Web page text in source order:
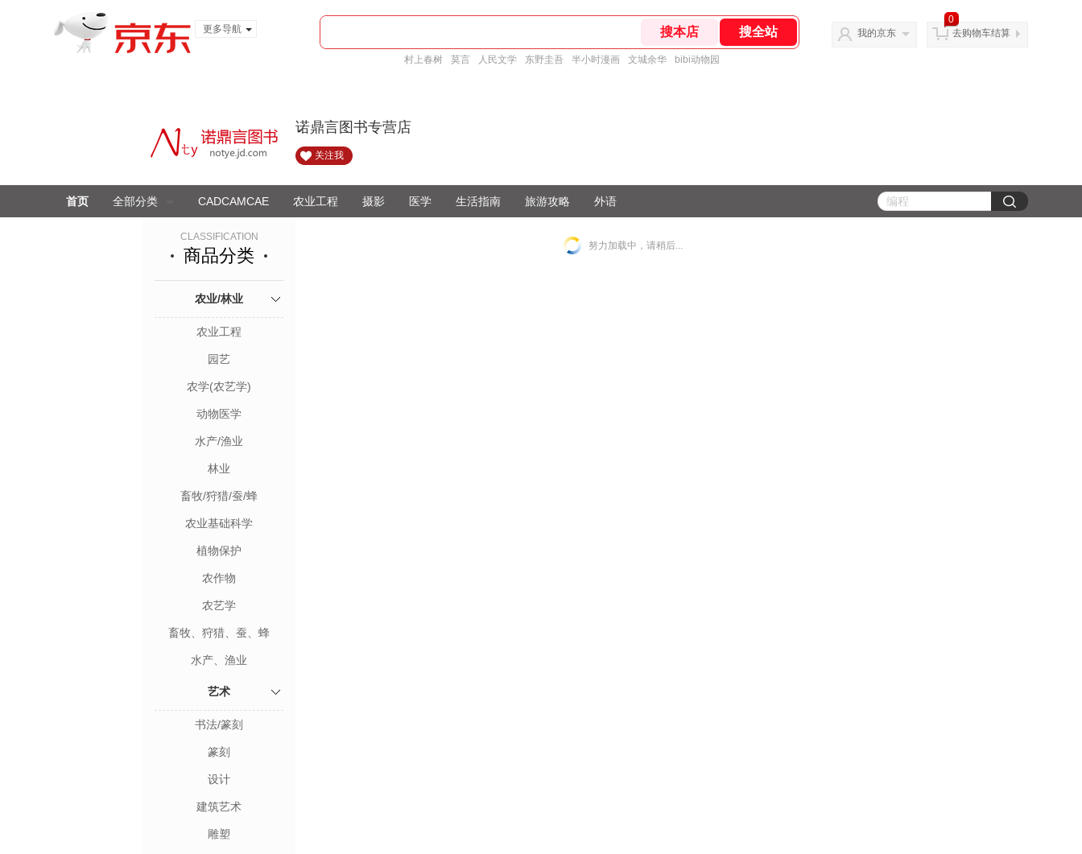
更多导航
村上春树 莫言 人民文学 东野圭吾 半小时漫画 文城余华 bibi动物园
我的京东
0
去购物车结算
诺鼎言图书专营店
关注我
首页 全部分类 CADCAMCAE 农业工程 摄影 医学 生活指南 旅游攻略 外语
CLASSIFICATION
商品分类
农业/林业
农业工程
园艺
农学(农艺学)
动物医学
水产/渔业
林业
畜牧/狩猎/蚕/蜂
农业基础科学
植物保护
农作物
农艺学
畜牧、狩猎、蚕、蜂
水产、渔业
艺术
书法/篆刻
篆刻
设计
建筑艺术
雕塑
努力加载中，请稍后...